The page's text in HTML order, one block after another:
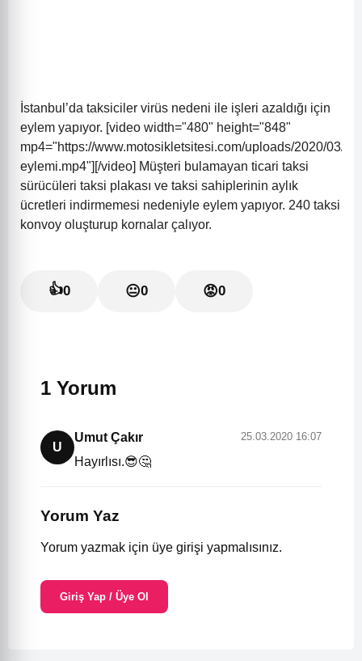
İstanbul’da taksiciler virüs nedeni ile işleri azaldığı için
eylem yapıyor. [video width="480" height="848"
mp4="https://www.motosikletsitesi.com/uploads/2020/03/
eylemi.mp4"][/video] Müşteri bulamayan ticari taksi
sürücüleri taksi plakası ve taksi sahiplerinin aylık
ücretleri indirmemesi nedeniyle eylem yapıyor. 240 taksi
konvoy oluşturup kornalar çalıyor.
👍0 😐0 😡0
1 Yorum
U
Umut Çakır 25.03.2020 16:07
Hayırlısı.😎🤔
Yorum Yaz
Yorum yazmak için üye girişi yapmalısınız.
Giriş Yap / Üye Ol